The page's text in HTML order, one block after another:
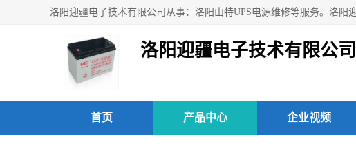
洛阳迎疆电子技术有限公司
首页 产品中心 企业视频